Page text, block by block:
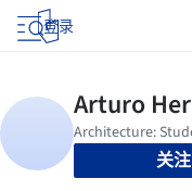
登录
关注